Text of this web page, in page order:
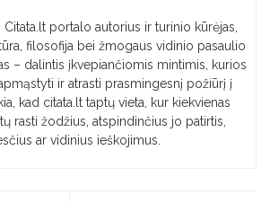
portalo autorius ir turinio kūrėjas,
filosofija bei žmogaus vidinio pasaulio
– dalintis įkvepiančiomis mintimis, kurios
ir atrasti prasmingesnį požiūrį į
kad citata.lt taptų vieta, kur kiekvienas
rasti žodžius, atspindinčius jo patirtis,
ar vidinius ieškojimus.